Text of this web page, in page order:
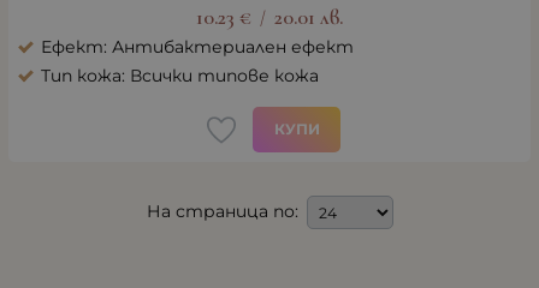
10.23 € / 20.01 лв.
Ефект: Антибактериален ефект
Тип кожа: Всички типове кожа
КУПИ
На страница по: